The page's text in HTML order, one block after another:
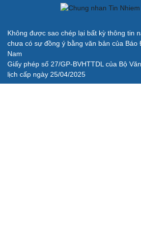
Không được sao chép lại bất kỳ thông tin
chưa có sự đồng ý bằng văn bản của Báo
Nam
Giấy phép số 27/GP-BVHTTDL của Bộ
lịch cấp ngày 25/04/2025